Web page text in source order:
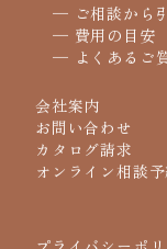
─ ご相談から
─ 費用の目安
─ よくあるご
会社案内
お問い合わせ
カタログ請求
オンライン相談